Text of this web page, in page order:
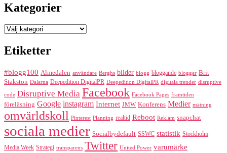
Kategorier
Kategorier
Etiketter
#blogg100 Almedalen användare Berghs bilder blogg bloggande bloggar Brit
Stakston Dalarna Deepedition DigitalPR Deepedition DigitalPR digitala trender disruptive
code Disruptive Media Facebook Facebook Pages framtiden
föreläsning Google instagram Internet JMW Konferens Medier mätning
omvärldskoll Pinterest Planning realtid Reboot Reklam snapchat
sociala medier Socialbydefault SSWC statistik Stockholm
Media Week Strategi transparens Twitter United Power varumärke